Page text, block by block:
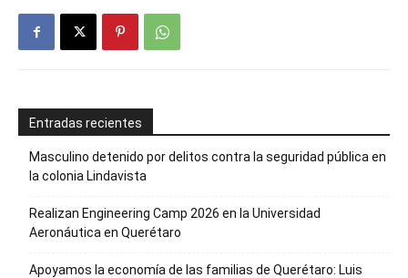
Entradas recientes
Masculino detenido por delitos contra la seguridad pública en
la colonia Lindavista
Realizan Engineering Camp 2026 en la Universidad
Aeronáutica en Querétaro
Apoyamos la economía de las familias de Querétaro: Luis